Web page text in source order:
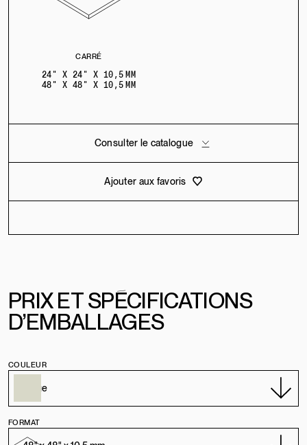
CARRÉ
24" X 24" X 10,5 MM
48" X 48" X 10,5 MM
Consulter le catalogue
Ajouter aux favoris
PRIXETSPÉCIFICATIONS
D’EMBALLAGES
COULEUR
FORMAT